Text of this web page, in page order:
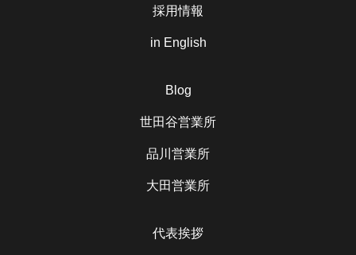
採用情報
in English
Blog
世田谷営業所
品川営業所
大田営業所
代表挨拶